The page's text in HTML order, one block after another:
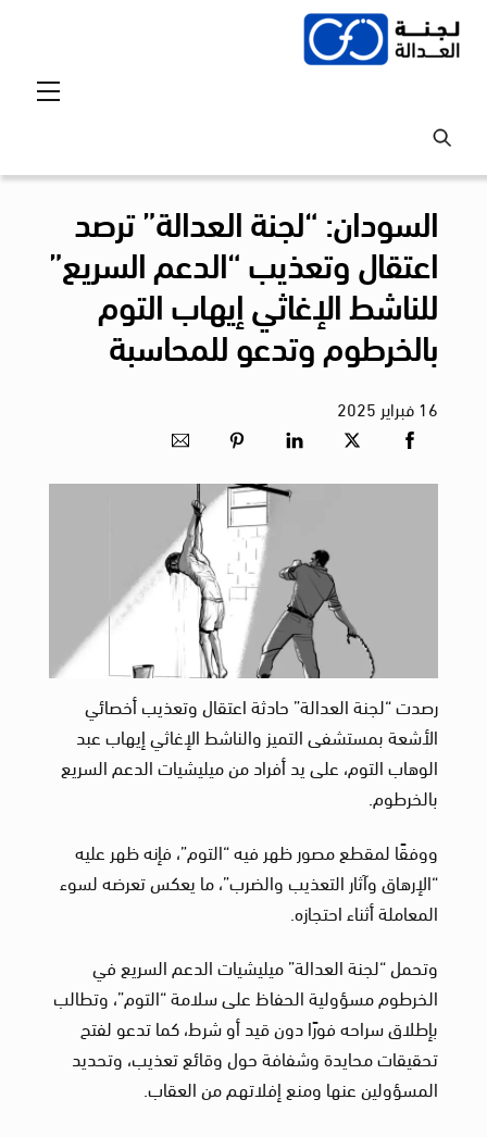
Skip
السودان: “لجنة العدالة” ترصد
اعتقال وتعذيب “الدعم السريع”
للناشط الإغاثي إيهاب التوم
بالخرطوم وتدعو للمحاسبة
16فبراير 2025
رصدت “لجنة العدالة” حادثة اعتقال وتعذيب أخصائي
الأشعة بمستشفى التميز والناشط الإغاثي إيهاب عبد
الوهاب التوم، على يد أفراد من ميليشيات الدعم السريع
بالخرطوم.
ووفقًا لمقطع مصور ظهر فيه “التوم”، فإنه ظهر عليه
“الإرهاق وآثار التعذيب والضرب”، ما يعكس تعرضه لسوء
المعاملة أثناء احتجازه.
وتحمل “لجنة العدالة” ميليشيات الدعم السريع في
الخرطوم مسؤولية الحفاظ على سلامة “التوم”، وتطالب
بإطلاق سراحه فورًا دون قيد أو شرط، كما تدعو لفتح
تحقيقات محايدة وشفافة حول وقائع تعذيب، وتحديد
المسؤولين عنها ومنع إفلاتهم من العقاب.